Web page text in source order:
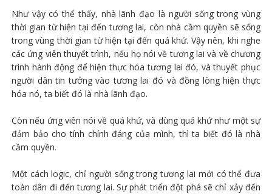
Như vậy có thể thấy, nhà lãnh đạo là người sống trong vùng
thời gian từ hiện tại đến tương lai, còn nhà cầm quyền sẽ sống
trong vùng thời gian từ hiện tại đến quá khứ. Vậy nên, khi nghe
các ứng viên thuyết trình, nếu họ nói về tương lai và về chương
trình hành động để hiện thực hóa tương lai đó, và thuyết phục
người dân tin tưởng vào tương lai đó và đồng lòng hiện thực
hóa nó, ta biết đó là nhà lãnh đạo.
Còn nếu ứng viên nói về quá khứ, và dùng quá khứ như một sự
đảm bảo cho tính chính đáng của mình, thì ta biết đó là nhà
cầm quyền.
Một cách logic, chỉ người sống trong tương lai mới có thể đưa
toàn dân đi đến tương lai. Sự phát triển đột phá sẽ chỉ xảy đến